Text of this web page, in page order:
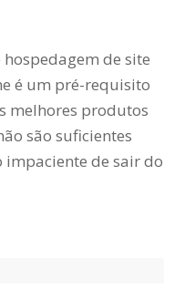
de site
é um pré-requisito
melhores produtos
são suficientes
de sair do